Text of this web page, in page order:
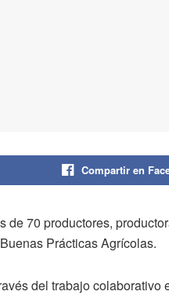
Compartir en
de 70 productores,
Prácticas Agrícolas.
del trabajo colaborativo